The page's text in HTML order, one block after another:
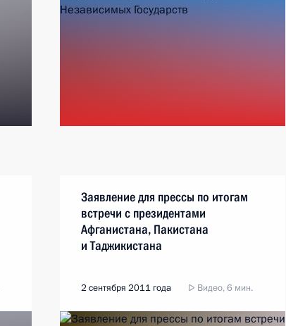
Заявление для прессы по итогам
встречи с президентами
Афганистана, Пакистана
и Таджикистана
2 сентября 2011 года Видео, 6 мин.